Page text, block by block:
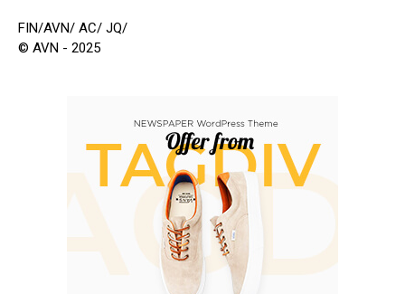
FIN/AVN/ AC/ JQ/
© AVN - 2025